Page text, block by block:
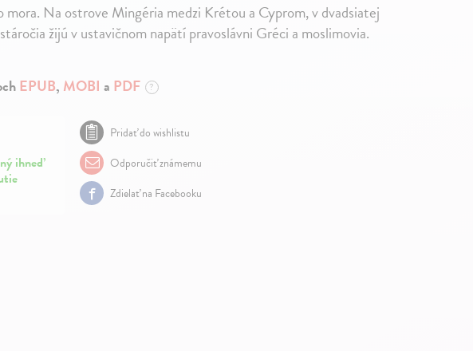
Na ostrove Mingéria medzi Krétou a Cyprom, v dvadsiatej
žijú v ustavičnom napätí pravoslávni Gréci a moslimovia.
EPUB, MOBI a PDF ?
ihneď
Pridať do wishlistu
Odporučiť známemu
Zdielať na Facebooku